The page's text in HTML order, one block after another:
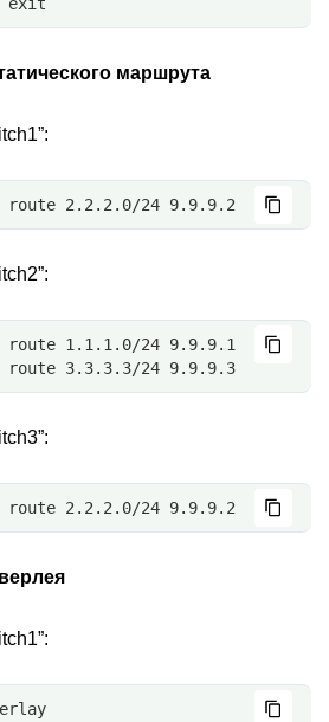
exit
маршрута
route 2.2.2.0/24 9.9.9.2
route 1.1.1.0/24 9.9.9.1
route 3.3.3.3/24 9.9.9.3
route 2.2.2.0/24 9.9.9.2